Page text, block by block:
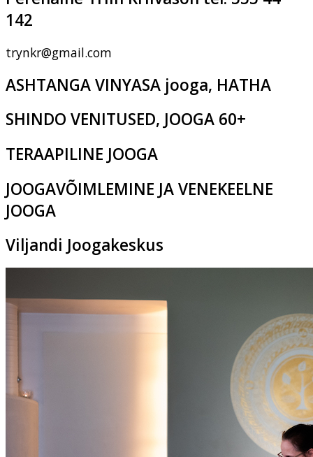
142
trynkr@gmail.com
ASHTANGA VINYASA jooga, HATHA
SHINDO VENITUSED, JOOGA 60+
TERAAPILINE JOOGA
JOOGAVÕIMLEMINE JA VENEKEELNE
JOOGA
Viljandi Joogakeskus
Oled oodatud!